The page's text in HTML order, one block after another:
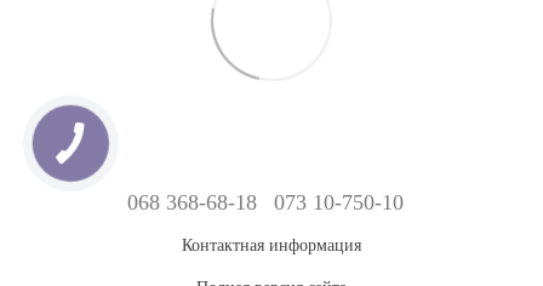
068 368-68-18 073 10-750-10
Контактная информация